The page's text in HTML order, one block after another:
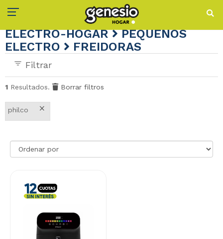
ELECTRO-HOGAR PEQUEÑOS
ELECTRO
FREIDORAS
Filtrar
1 Resultados. Borrar filtros
×
philco